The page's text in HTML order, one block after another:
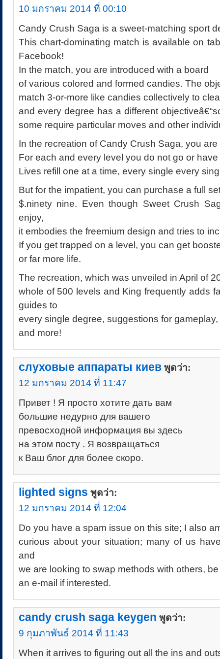
10 มกราคม 2014 ที่ 00:10
Candy Crush Saga is a sweet-matching sport
This chart-dominating match is available on
Facebook!
In the match, you are introduced with a board
of various colored and formed candies. The
match 3-or-more like candies collectively to
and every degree has a different
some require particular moves and other
In the recreation of Candy Crush Saga, you
For each and every level you do not go or
Lives refill one at a time, every single every
But for the impatient, you can purchase a full
$.ninety nine. Even though Sweet Crush
enjoy,
it embodies the freemium design and tries to
If you get trapped on a level, you can get
or far more life.
The recreation, which was unveiled in April of
whole of 500 levels and King frequently adds
guides to
every single degree, suggestions for
and more!
слуховые аппараты киев พูดว่า:
12 มกราคม 2014 ที่ 11:47
Привет ! Я просто хотите дать вам
большие недурно для вашего
превосходной информация вы здесь
на этом посту . Я возвращаться
к Ваш блог для более скоро.
lighted signs พูดว่า:
12 มกราคม 2014 ที่ 12:04
Do you have a spam issue on this site; I also
curious about your situation; many of us
and
we are looking to swap methods with others,
an e-mail if interested.
candy crush saga keygen พูดว่า:
9 กุมภาพันธ์ 2014 ที่ 11:43
When it arrives to figuring out all the ins and